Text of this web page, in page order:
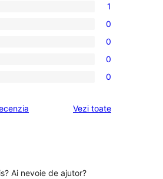
1
0
0
0
0
Vezi toaterecenziile
Ai nevoie de ajutor?